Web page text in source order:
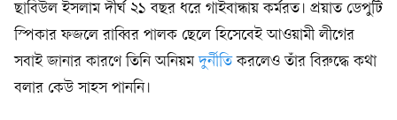
ছাবিউল ইসলাম দীর্ঘ ২১ বছর ধরে গাইবান্ধায় কর্মরত। প্রয়াত ডেপুটি
স্পিকার ফজলে রাব্বির পালক ছেলে হিসেবেই আওয়ামী লীগের
সবাই জানার কারণে তিনি অনিয়মদুর্নীতিকরলেও তাঁর বিরুদ্ধে কথা
বলার কেউ সাহস পাননি।